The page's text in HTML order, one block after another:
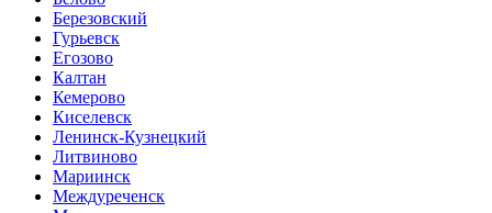
Березовский
Гурьевск
Егозово
Калтан
Кемерово
Киселевск
Ленинск-Кузнецкий
Литвиново
Мариинск
Междуреченск